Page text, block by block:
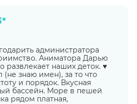
администратора
Аниматора Дарью
развлекает наших деток. ♥️
знаю имен), за то что
и порядок. Вкусная
бассейн. Море в пешей
рядом платная,